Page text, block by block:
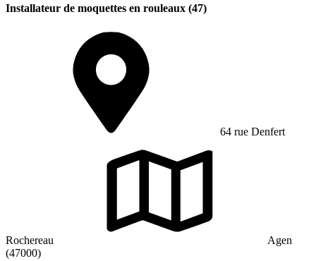
Installateur de moquettes en rouleaux (47)
64 rue Denfert
Rochereau
Agen
(47000)